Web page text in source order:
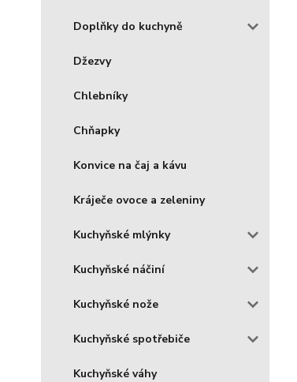
Doplňky do kuchyně
Džezvy
Chlebníky
Chňapky
Konvice na čaj a kávu
Kráječe ovoce a zeleniny
Kuchyňské mlýnky
Kuchyňské náčiní
Kuchyňské nože
Kuchyňské spotřebiče
Kuchyňské váhy